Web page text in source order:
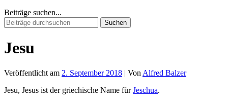
Beiträge suchen...
Suchen
nach:
Jesu
Veröffentlicht am 2. September 2018 | Von Alfred Balzer
Jesu, Jesus ist der griechische Name fürJeschua.